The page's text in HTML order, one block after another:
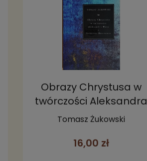
Obrazy Chrystusa w
twórczości Aleksandra
Wata i Tadeusza
Tomasz Żukowski
16,00 zł